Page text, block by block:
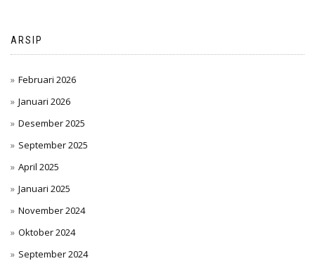
ARSIP
Februari 2026
Januari 2026
Desember 2025
September 2025
April 2025
Januari 2025
November 2024
Oktober 2024
September 2024